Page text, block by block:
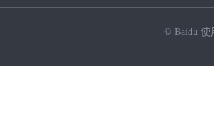
© Baidu 使